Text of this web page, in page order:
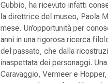
Gubbio, ha ricevuto infatti
la direttrice del museo, Paola
mese. Un’opportunità per
anni in una rigorosa ricerca
del passato, che dalla
inaspettata dei personaggi.
Caravaggio, Vermeer e